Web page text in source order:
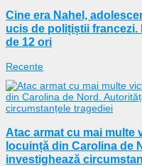
Cine era Nahel,
ucis de polițiștii francezi.
de 12 ori
Recente
Atac armat cu mai multe
locuință din Carolina de
investighează